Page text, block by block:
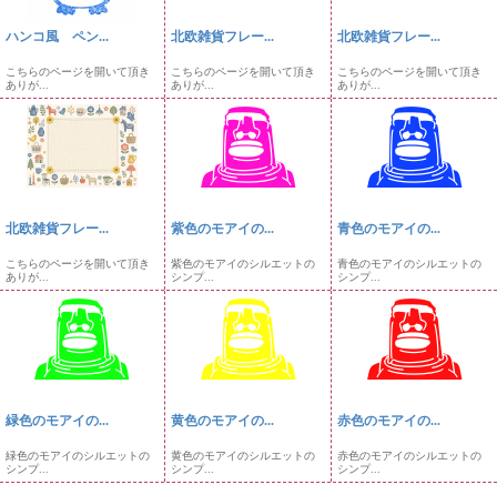
ハンコ風 ペン...
こちらのページを開いて頂き
ありが...
北欧雑貨フレー...
こちらのページを開いて頂き
ありが...
北欧雑貨フレー...
こちらのページを開いて頂き
ありが...
北欧雑貨フレー...
こちらのページを開いて頂き
ありが...
紫色のモアイの...
紫色のモアイのシルエットの
シンプ...
青色のモアイの...
青色のモアイのシルエットの
シンプ...
緑色のモアイの...
緑色のモアイのシルエットの
シンプ...
黄色のモアイの...
黄色のモアイのシルエットの
シンプ...
赤色のモアイの...
赤色のモアイのシルエットの
シンプ...